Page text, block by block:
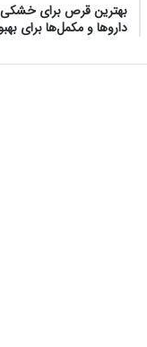
بهترین قرص برای خشکی
داروها و مکمل‌ها برای